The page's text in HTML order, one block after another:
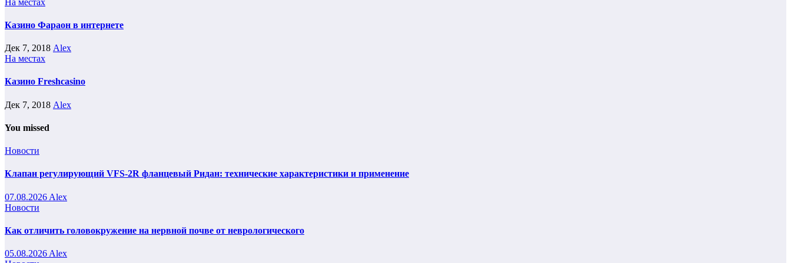
Казино Фараон в интернете
Дек 7, 2018 Alex
На местах
Казино Freshcasino
Дек 7, 2018 Alex
You missed
Новости
Клапан регулирующий VFS-2R фланцевый Ридан: технические характеристики и применение
07.08.2026 Alex
Новости
Как отличить головокружение на нервной почве от неврологического
05.08.2026 Alex